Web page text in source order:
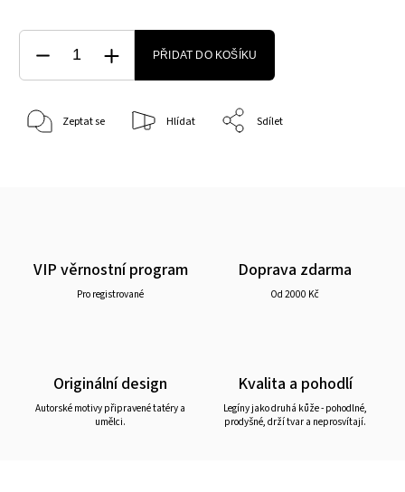
PŘIDAT DO KOŠÍKU
Zeptat se Hlídat Sdílet
VIP věrnostní program
Pro registrované
Doprava zdarma
Od 2000 Kč
Originální design
Autorské motivy připravené tatéry a
umělci.
Kvalita a pohodlí
Legíny jako druhá kůže - pohodlné,
prodyšné, drží tvar a neprosvítají.